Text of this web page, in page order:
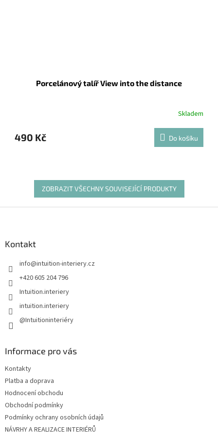
Porcelánový talíř View into the distance
Skladem
490 Kč Do košíku
ZOBRAZIT VŠECHNY SOUVISEJÍCÍ PRODUKTY
Kontakt
info@intuition-interiery.cz
+420 605 204 796
Intuition.interiery
intuition.interiery
@Intuitioninteriéry
Informace pro vás
Kontakty
Platba a doprava
Hodnocení obchodu
Obchodní podmínky
Podmínky ochrany osobních údajů
NÁVRHY A REALIZACE INTERIÉRŮ